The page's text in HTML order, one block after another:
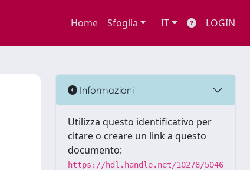
Home Sfoglia IT LOGIN
Informazioni
Utilizza questo identificativo per
citare o creare un link a questo
documento:
https://hdl.handle.net/10278/5046